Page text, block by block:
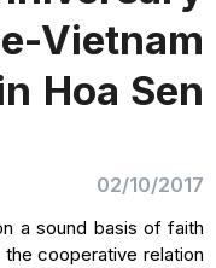
Hoa Sen
02/10/2017
a sound basis of faith
cooperative relation